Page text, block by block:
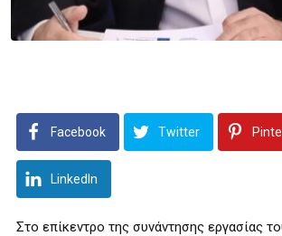
Facebook Twitter
LinkedIn
Στο επίκεντρο της συνάντησης εργασίας